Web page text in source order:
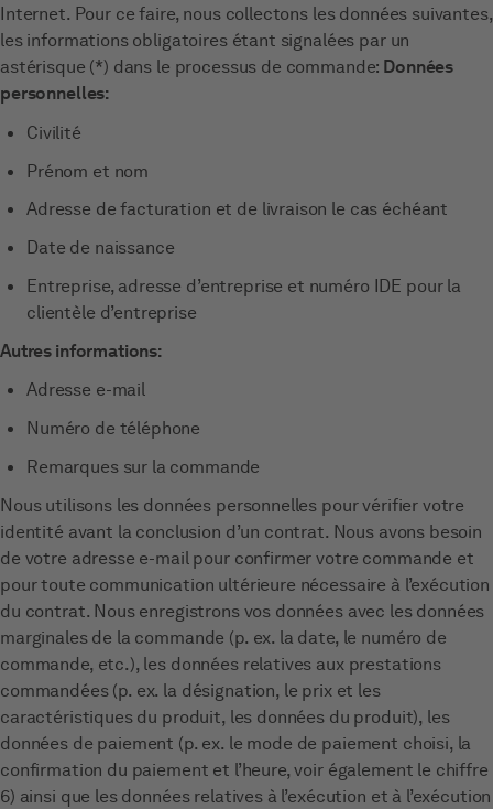
Internet. Pour ce faire, nous collectons les données suivantes,
les informations obligatoires étant signalées par un
astérisque (*) dans le processus de commande: Données
personnelles:
Civilité
Prénom et nom
Adresse de facturation et de livraison le cas échéant
Date de naissance
Entreprise, adresse d’entreprise et numéro IDE pour la
clientèle d’entreprise
Autres informations:
Adresse e-mail
Numéro de téléphone
Remarques sur la commande
Nous utilisons les données personnelles pour vérifier votre
identité avant la conclusion d’un contrat. Nous avons besoin
de votre adresse e-mail pour confirmer votre commande et
pour toute communication ultérieure nécessaire à l’exécution
du contrat. Nous enregistrons vos données avec les données
marginales de la commande (p. ex. la date, le numéro de
commande, etc.), les données relatives aux prestations
commandées (p. ex. la désignation, le prix et les
caractéristiques du produit, les données du produit), les
données de paiement (p. ex. le mode de paiement choisi, la
confirmation du paiement et l’heure, voir également le chiffre
6) ainsi que les données relatives à l’exécution et à l’exécution